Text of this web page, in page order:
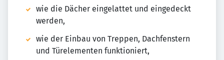
wie die Dächer eingelattet und eingedeckt
werden,
wie der Einbau von Treppen, Dachfenstern
und Türelementen funktioniert,